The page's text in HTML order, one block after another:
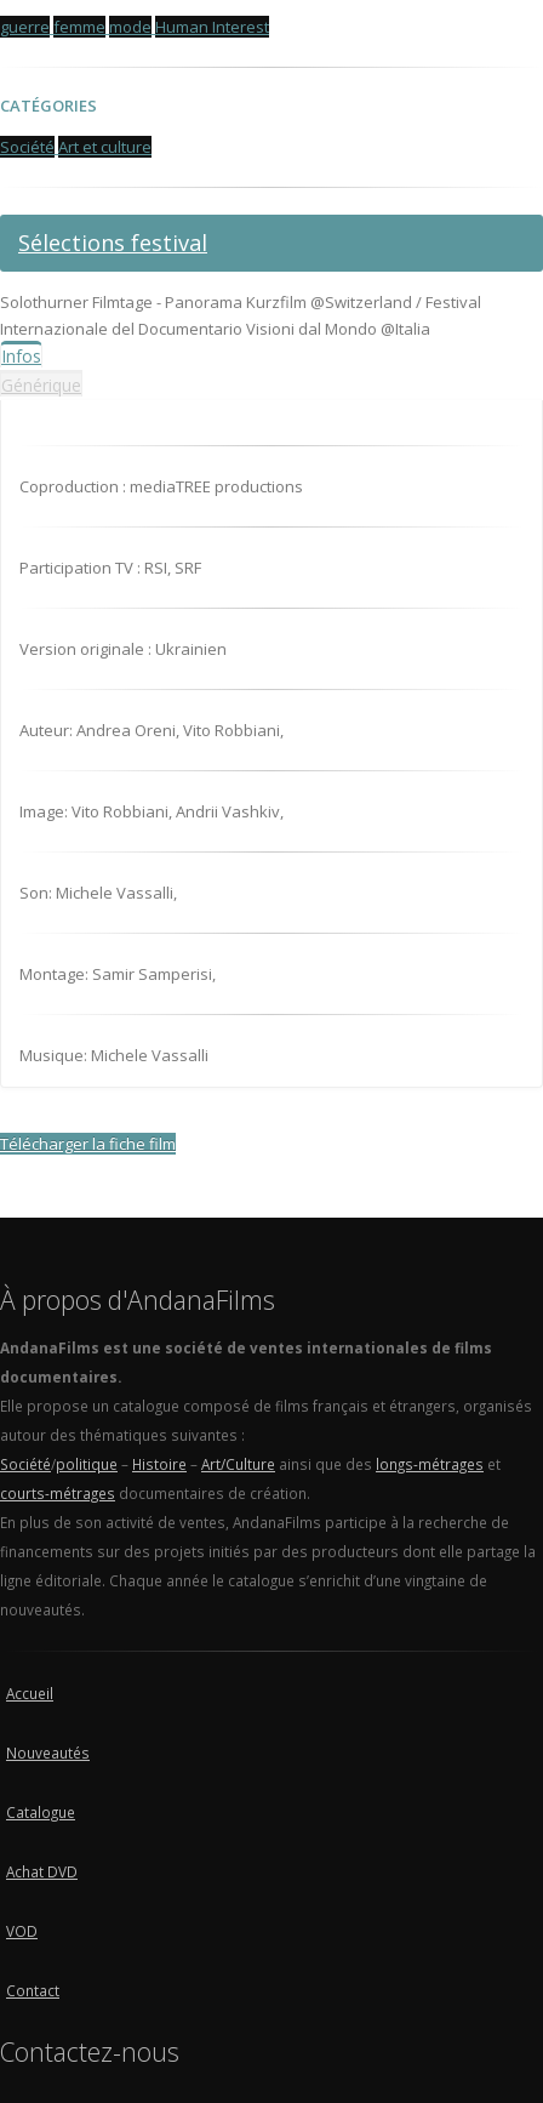
guerre femme mode Human Interest
CATÉGORIES
Société Art et culture
Sélections festival
Solothurner Filmtage - Panorama Kurzfilm @Switzerland / Festival
Internazionale del Documentario Visioni dal Mondo @Italia
Infos
Générique
Coproduction : mediaTREE productions
Participation TV : RSI, SRF
Version originale : Ukrainien
Auteur: Andrea Oreni, Vito Robbiani,
Image: Vito Robbiani, Andrii Vashkiv,
Son: Michele Vassalli,
Montage: Samir Samperisi,
Musique: Michele Vassalli
Télécharger la fiche film
À propos d'AndanaFilms
AndanaFilms est une société de ventes internationales de films
documentaires.
Elle propose un catalogue composé de films français et étrangers, organisés
autour des thématiques suivantes :
Société/politique – Histoire –Art/Culture ainsi que des longs-métrages et
courts-métrages documentaires de création.
En plus de son activité de ventes, AndanaFilms participe à la recherche de
financements sur des projets initiés par des producteurs dont elle partage la
ligne éditoriale. Chaque année le catalogue s’enrichit d’une vingtaine de
nouveautés.
Accueil
Nouveautés
Catalogue
Achat DVD
VOD
Contact
Contactez-nous